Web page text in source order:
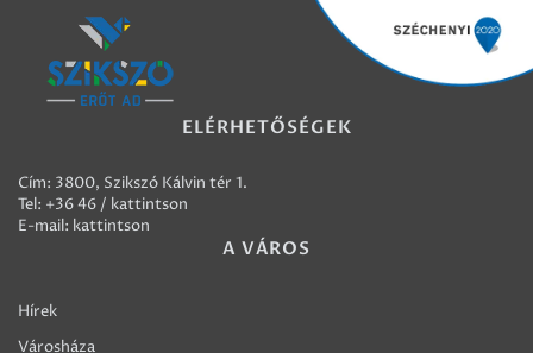
ELÉRHETŐSÉGEK
Cím: 3800, Szikszó Kálvin tér 1.
Tel: +36 46 / kattintson
E-mail: kattintson
A VÁROS
Hírek
Városháza